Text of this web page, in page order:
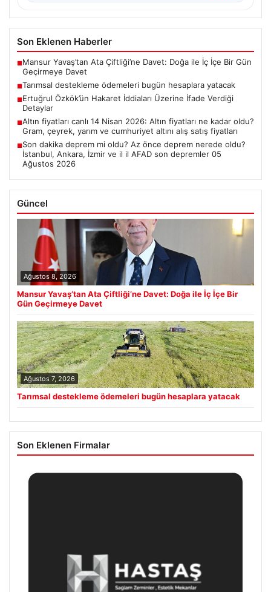
Son Eklenen Haberler
■Mansur Yavaş’tan Ata Çiftliği’ne Davet: Doğa ile İç İçe Bir Gün
Geçirmeye Davet
■Tarımsal destekleme ödemeleri bugün hesaplara yatacak
■Ertuğrul Özkök’ün Hakaret İddiaları Üzerine İfade Verdiği
Detaylar
■Altın fiyatları canlı 14 Nisan 2026: Altın fiyatları ne kadar oldu?
Gram, çeyrek, yarım ve cumhuriyet altını alış satış fiyatları
■Son dakika deprem mi oldu? Az önce deprem nerede oldu?
İstanbul, Ankara, İzmir ve il il AFAD son depremler 05
Ağustos 2026
Güncel
Ağustos 8, 2026
Mansur Yavaş’tan Ata Çiftliği’ne Davet: Doğa ile İç İçe Bir
Gün Geçirmeye Davet
Ağustos 7, 2026
Tarımsal destekleme ödemeleri bugün hesaplara yatacak
Son Eklenen Firmalar